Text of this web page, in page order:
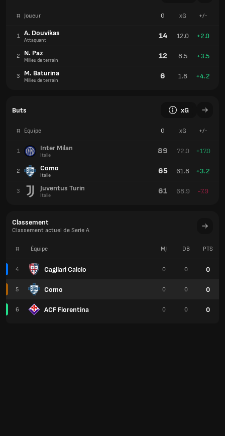
# Joueur G xG +/-
1 A. Douvikas
Attaquant 14 12.0 +2.0
2 N. Paz
Milieu de terrain 12 8.5 +3.5
3 M. Baturina
Milieu de terrain 6 1.8 +4.2
Buts xG
# Équipe G xG +/-
1 Inter Milan
Italie 89 72.0 +17.0
2 Como
Italie 65 61.8 +3.2
3 Juventus Turin
Italie 61 68.9 -7.9
Classement
Classement actuel de Serie A
# Équipe
4 Cagliari Calcio
5 Como
6 ACF Fiorentina
MJ DB PTS
0 0 0
0 0 0
0 0 0